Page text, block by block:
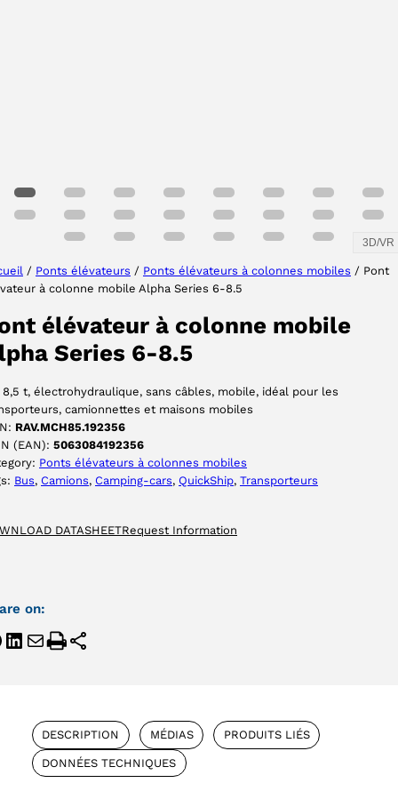
3D/VR
/ Ponts élévateurs / Ponts élévateurs à colonnes mobiles / Pont
à colonne mobile Alpha Series 6-8.5
élévateur à colonne mobile
Series 6-8.5
8,5 t, électrohydraulique, sans câbles, mobile, idéal pour les
camionnettes et maisons mobiles
RAV.MCH85.192356
(EAN): 5063084192356
Ponts élévateurs à colonnes mobiles
Bus, Camions, Camping-cars, QuickShip, Transporteurs
DATASHEETRequest Information
on:
DESCRIPTION MÉDIAS PRODUITS LIÉS
DONNÉES TECHNIQUES